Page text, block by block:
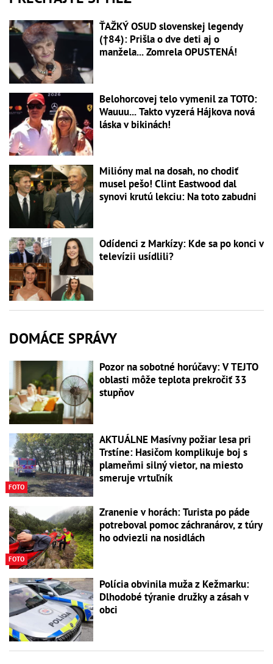
ŤAŽKÝ OSUD slovenskej legendy
(†84): Prišla o dve deti aj o
manžela... Zomrela OPUSTENÁ!
Belohorcovej telo vymenil za TOTO:
Wauuu... Takto vyzerá Hájkova nová
láska v bikinách!
Milióny mal na dosah, no chodiť
musel pešo! Clint Eastwood dal
synovi krutú lekciu: Na toto zabudni
Odídenci z Markízy: Kde sa po konci v
televízii usídlili?
DOMÁCE SPRÁVY
Pozor na sobotné horúčavy: V TEJTO
oblasti môže teplota prekročiť 33
stupňov
FOTO
AKTUÁLNE Masívny požiar lesa pri
Trstíne: Hasičom komplikuje boj s
plameňmi silný vietor, na miesto
smeruje vrtuľník
FOTO
Zranenie v horách: Turista po páde
potreboval pomoc záchranárov, z túry
ho odviezli na nosidlách
Polícia obvinila muža z Kežmarku:
Dlhodobé týranie družky a zásah v
obci